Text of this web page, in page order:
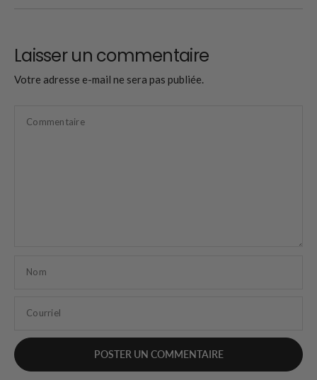
Laisser un commentaire
Votre adresse e-mail ne sera pas publiée.
Commentaire
Nom
Courriel